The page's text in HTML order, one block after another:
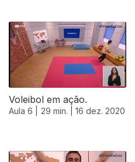
Voleibol em ação.
Aula 6 | 29 min. | 16 dez. 2020